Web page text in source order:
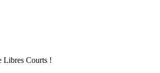
Libres Courts !